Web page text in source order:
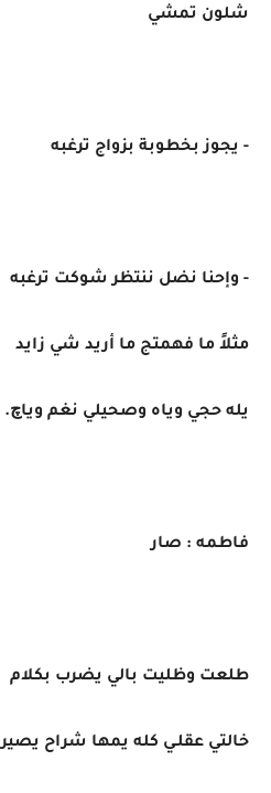
شلون تمشي
- يجوز بخطوبة بزواج ترغبه
- وإحنا نضل ننتظر شوكت ترغبه
مثلاً ما فهمتج ما أريد شي زايد
يله حجي وياه وصحيلي نغم وياچ.
فاطمه : صار
طلعت وظليت بالي يضرب بكلام
خالتي عقلـي كله يمها شراح يصير